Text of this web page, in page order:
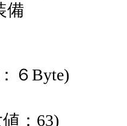
備
６Byte)
：63)